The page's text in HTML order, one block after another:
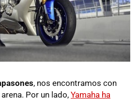
, nos encontramos con
Por un lado, Yamaha ha